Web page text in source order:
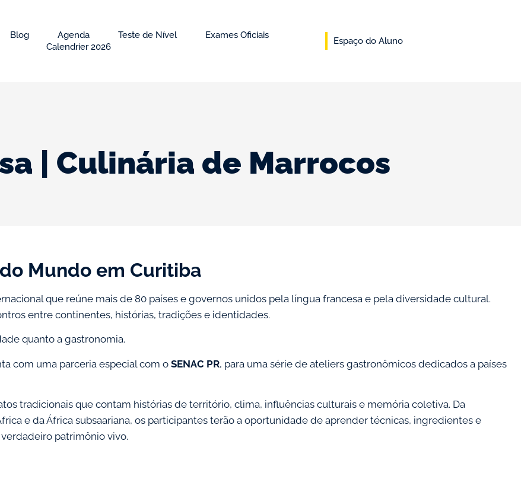
Blog Agenda Teste de Nível
Exames Oficiais
Calendrier 2026
Espaço do Aluno
| Culinária de Marrocos
Mundo em Curitiba
que reúne mais de 80 países e governos unidos pela língua francesa e pela diversidade cultural.
entre continentes, histórias, tradições e identidades.
quanto a gastronomia.
com uma parceria especial com o SENAC PR, para uma série de ateliers gastronômicos dedicados a países
tradicionais que contam histórias de território, clima, influências culturais e memória coletiva. Da
e da África subsaariana, os participantes terão a oportunidade de aprender técnicas, ingredientes e
patrimônio vivo.